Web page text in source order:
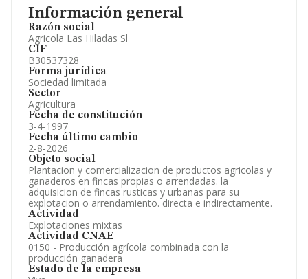
Información general
Razón social
Agricola Las Hiladas Sl
CIF
B30537328
Forma jurídica
Sociedad limitada
Sector
Agricultura
Fecha de constitución
3-4-1997
Fecha último cambio
2-8-2026
Objeto social
Plantacion y comercializacion de productos agricolas y
ganaderos en fincas propias o arrendadas. la
adquisicion de fincas rusticas y urbanas para su
explotacion o arrendamiento. directa e indirectamente.
Actividad
Explotaciones mixtas
Actividad CNAE
0150 - Producción agrícola combinada con la
producción ganadera
Estado de la empresa
Información oficial y registral complementaria.